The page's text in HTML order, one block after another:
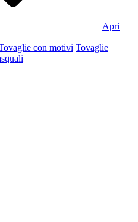
Apri
con motivi Tovaglie